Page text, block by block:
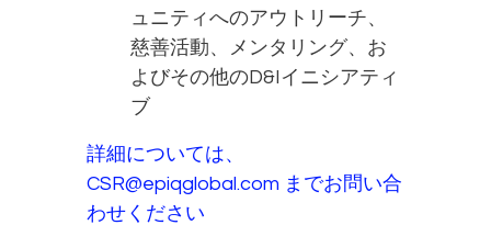
ュニティへのアウトリーチ、
慈善活動、メンタリング、お
よびその他のD&Iイニシアティ
ブ
詳細については、
CSR@epiqglobal.com までお問い合
わせください